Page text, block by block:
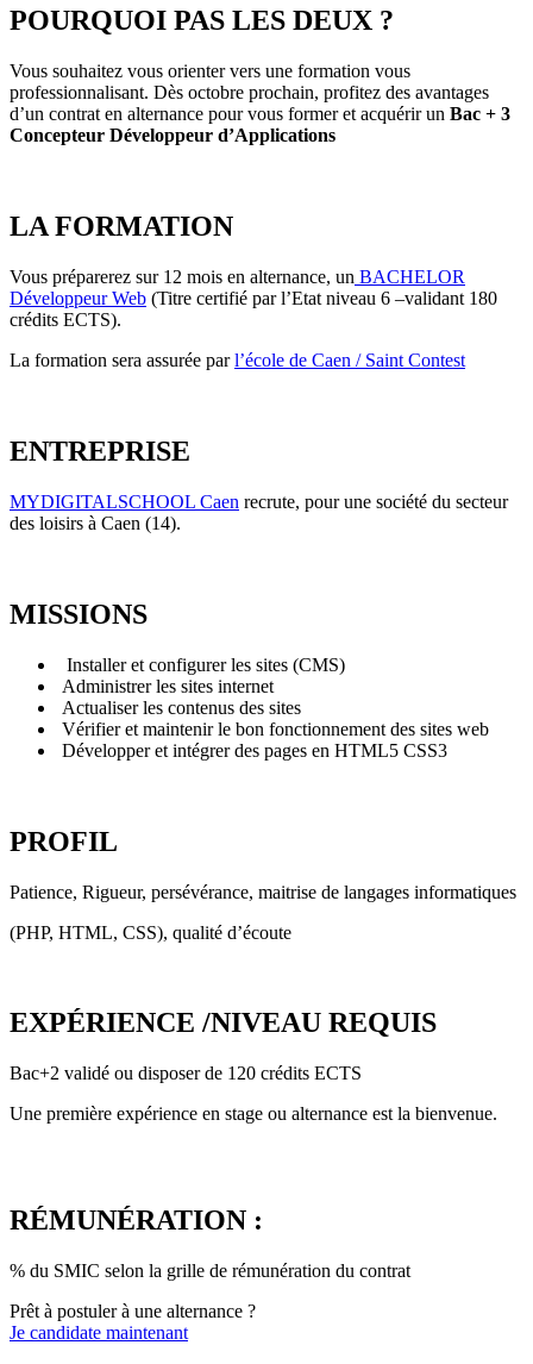
POURQUOI PAS LES DEUX ?
Vous souhaitez vous orienter vers une formation vous
professionnalisant. Dès octobre prochain, profitez des avantages
d’un contrat en alternance pour vous former et acquérir un Bac + 3
Concepteur Développeur d’Applications
LA FORMATION
Vous préparerez sur 12 mois en alternance, un BACHELOR
Développeur Web (Titre certifié par l’Etat niveau 6 –validant 180
crédits ECTS).
La formation sera assurée parl’école de Caen / Saint Contest
ENTREPRISE
MYDIGITALSCHOOL Caen recrute, pour une société du secteur
des loisirs à Caen (14).
MISSIONS
Installer et configurer les sites (CMS)
Administrer les sites internet
Actualiser les contenus des sites
Vérifier et maintenir le bon fonctionnement des sites web
Développer et intégrer des pages en HTML5 CSS3
PROFIL
Patience, Rigueur, persévérance, maitrise de langages informatiques
(PHP, HTML, CSS), qualité d’écoute
EXPÉRIENCE /NIVEAU REQUIS
Bac+2 validé ou disposer de 120 crédits ECTS
Une première expérience en stage ou alternance est la bienvenue.
RÉMUNÉRATION :
% du SMIC selon la grille de rémunération du contrat
Prêt à postuler à une alternance ?
Je candidate maintenant